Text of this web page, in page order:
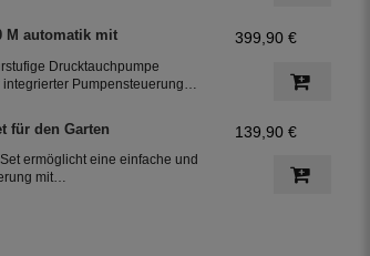
Der perfekte Baustein für die
Garten mit Regenwasser.
M automatik mit
Drucktauchpumpe
Pumpensteuerung
aus den Zisternen für
399,90 €
für den Garten
ermöglicht eine einfache und
mit
139,90 €